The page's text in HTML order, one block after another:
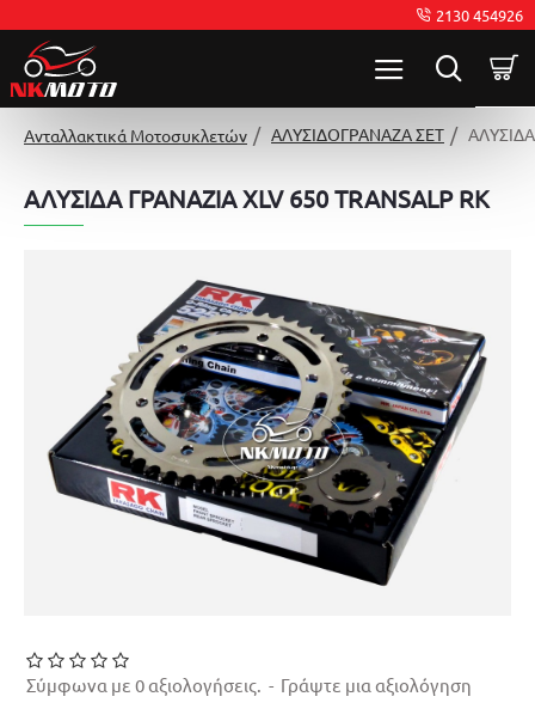
2130 454926
Ανταλλακτικά Μοτοσυκλετών ΑΛΥΣΙΔΟΓΡΑΝΑΖΑ ΣΕΤ
ΑΛΥΣΙΔΑ ΓΡΑΝΑΖΙΑ XLV 650 TRANSALP RK
Σύμφωνα με 0 αξιολογήσεις. - Γράψτε μια αξιολόγηση